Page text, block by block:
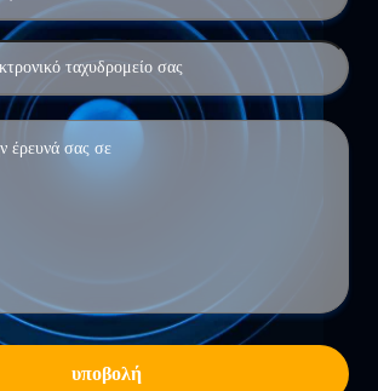
υποβολή